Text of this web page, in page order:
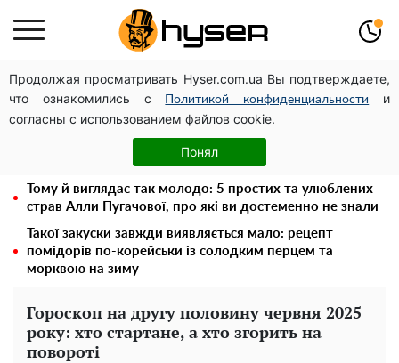
Продолжая просматривать Hyser.com.ua Вы подтверждаете,
что ознакомились с
Политикой конфиденциальности
и
согласны с использованием файлов cookie.
Понял
Українська авіатранспортна асоціація звернулася до
Мінфіну із закликом уніфікувати оподаткування
авіалізингу
Повністю гола Анна Трінчер блиснула "принадами":
таких розмірів ви ще не бачили
Тому й виглядає так молодо: 5 простих та улюблених
страв Алли Пугачової, про які ви достеменно не знали
Такої закуски завжди виявляється мало: рецепт
помідорів по-корейськи із солодким перцем та
морквою на зиму
Гороскоп на другу половину червня 2025
року: хто стартане, а хто згорить на
повороті